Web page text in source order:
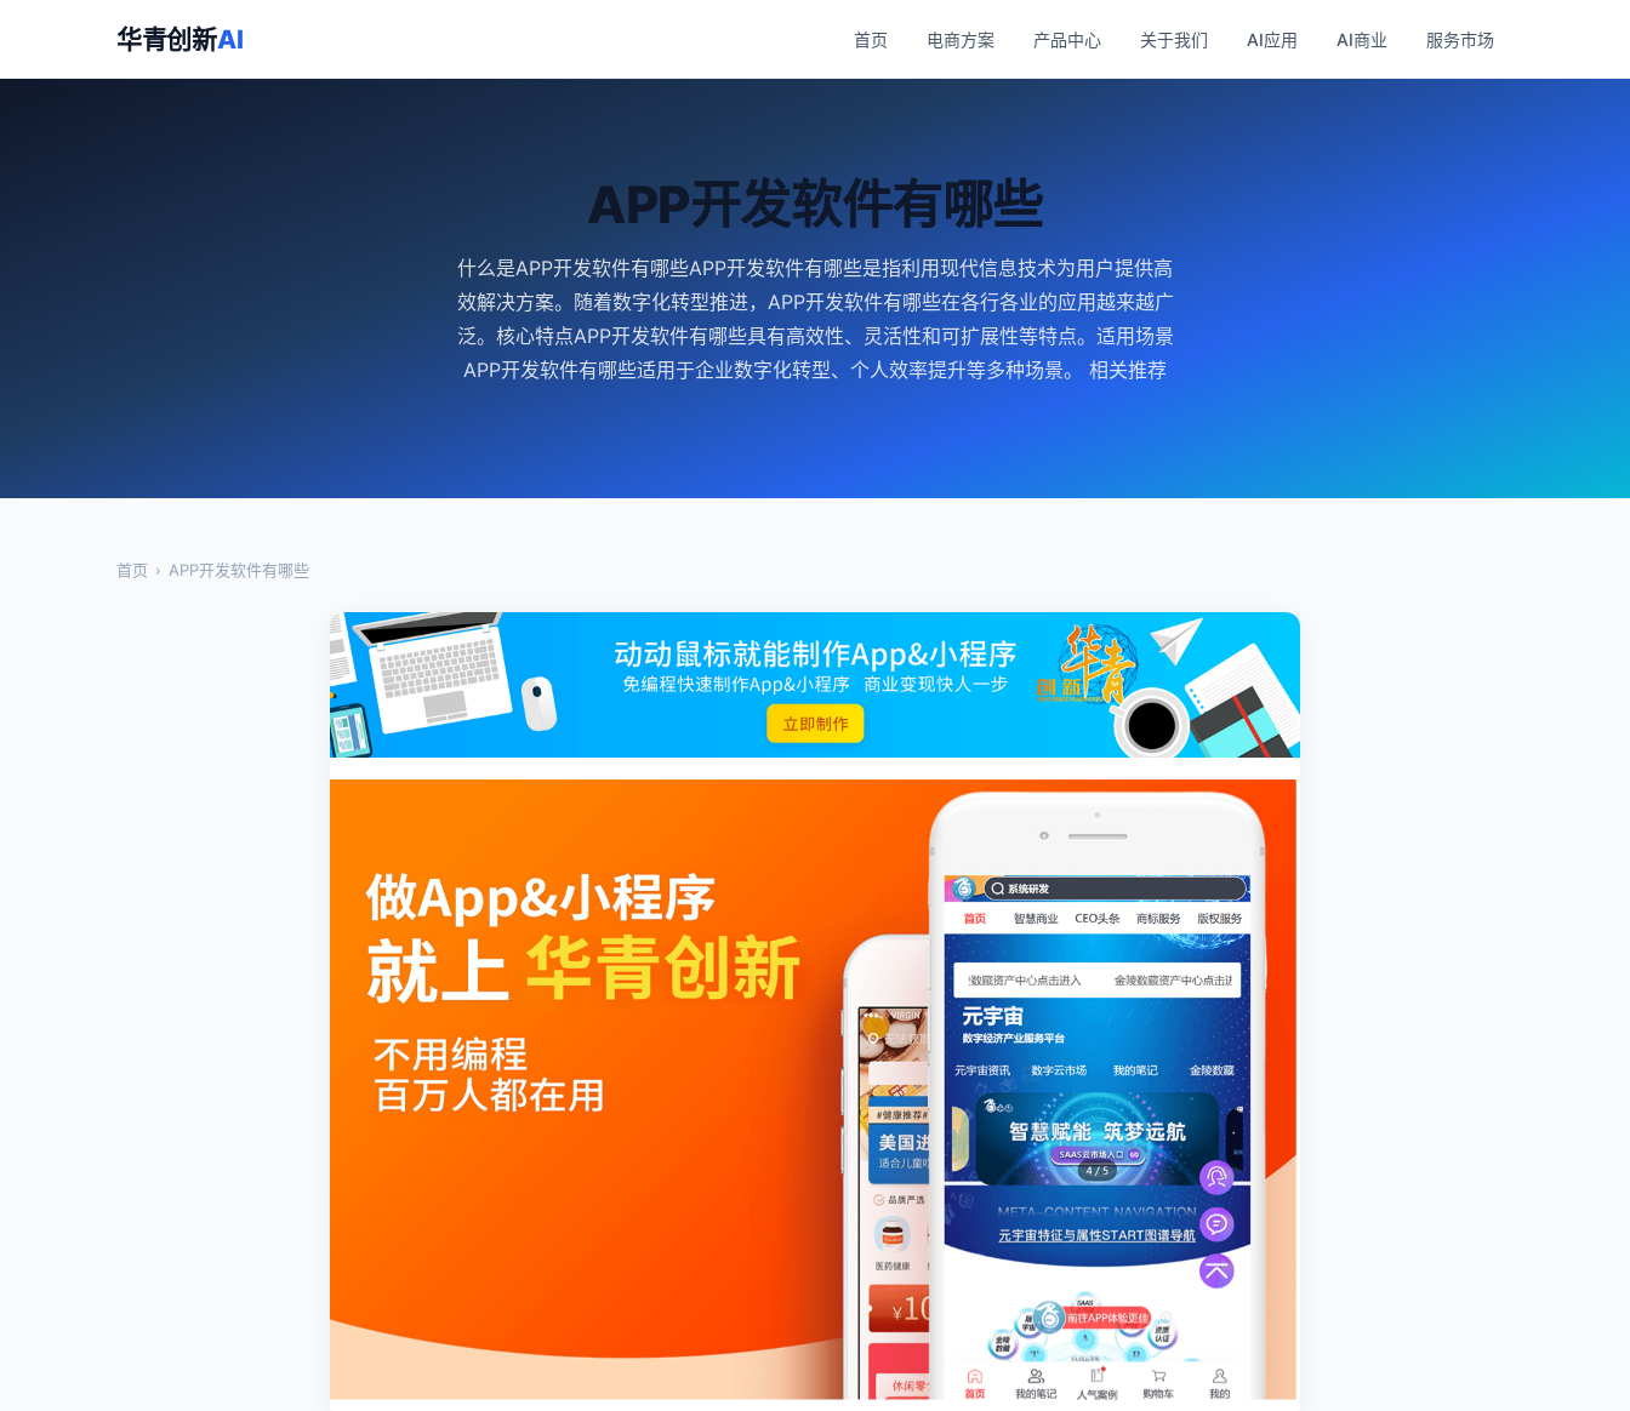
华青创新AI 首页 电商方案 产品中心 关于我们 AI应用 AI商业 服务市场
APP开发软件有哪些
什么是APP开发软件有哪些APP开发软件有哪些是指利用现代信息技术为用户提供高
效解决方案。随着数字化转型推进，APP开发软件有哪些在各行各业的应用越来越广
泛。核心特点APP开发软件有哪些具有高效性、灵活性和可扩展性等特点。适用场景
APP开发软件有哪些适用于企业数字化转型、个人效率提升等多种场景。 相关推荐
首页 › APP开发软件有哪些